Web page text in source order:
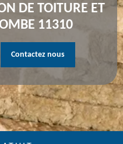
DE TOITURE ET
11310
Contactez nous